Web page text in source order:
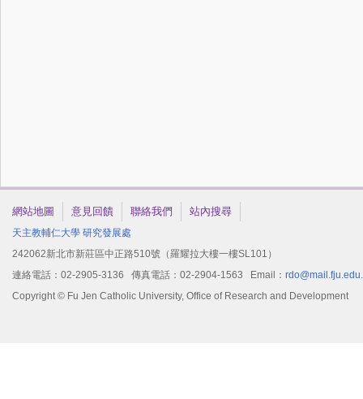
網站地圖 意見回饋 聯絡我們 站內搜尋
天主教輔仁大學 研究發展處
242062新北市新莊區中正路510號（羅耀拉大樓一樓SL101）
連絡電話：02-2905-3136 傳真電話：02-2904-1563 Email：
Copyright © Fu Jen Catholic University, Office of Research and Development